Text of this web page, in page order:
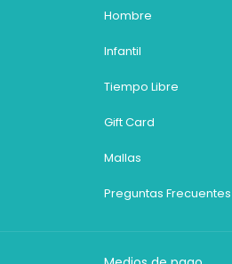
Hombre
Infantil
Tiempo Libre
Gift Card
Mallas
Preguntas Frecuentes